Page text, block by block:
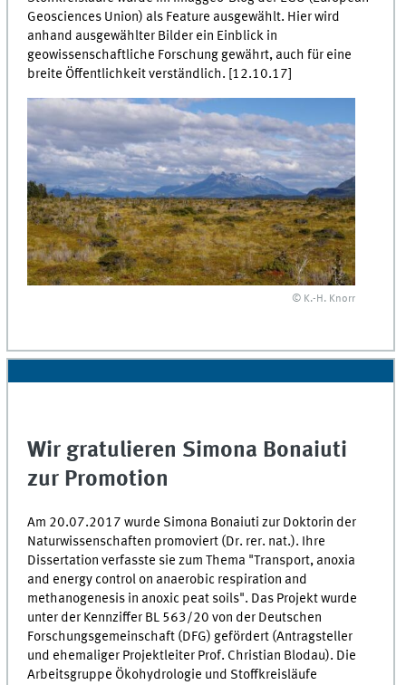
Geosciences Union) als Feature ausgewählt. Hier wird
anhand ausgewählter Bilder ein Einblick in
geowissenschaftliche Forschung gewährt, auch für eine
breite Öffentlichkeit verständlich. [12.10.17]
© K.-H. Knorr
Wir gratulieren Simona Bonaiuti
zur Promotion
Am 20.07.2017 wurde Simona Bonaiuti zur Doktorin der
Naturwissenschaften promoviert (Dr. rer. nat.). Ihre
Dissertation verfasste sie zum Thema "Transport, anoxia
and energy control on anaerobic respiration and
methanogenesis in anoxic peat soils". Das Projekt wurde
unter der Kennziffer BL 563/20 von der Deutschen
Forschungsgemeinschaft (DFG) gefördert (Antragsteller
und ehemaliger Projektleiter Prof. Christian Blodau). Die
Arbeitsgruppe Ökohydrologie und Stoffkreisläufe